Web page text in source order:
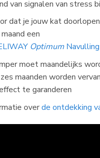
van signalen van stress
dat je jouw kat
een
OptimumNavulling
moet maandelijks
maanden worden
te garanderen
overde ontdekking